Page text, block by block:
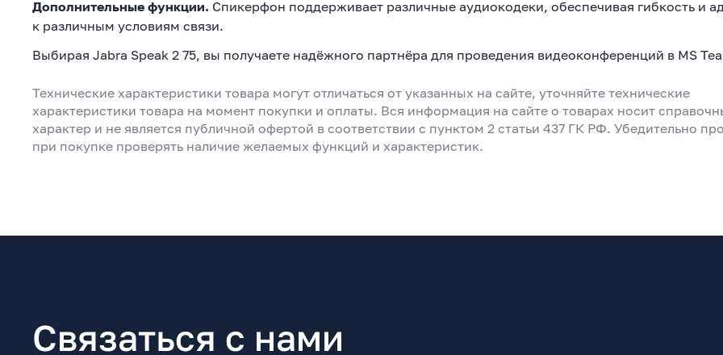
Дополнительные функции. Спикерфон поддерживает различные аудиокодеки, обеспечивая гибкость и
к различным условиям связи.
Выбирая Jabra Speak 2 75, вы получаете надёжного партнёра для проведения видеоконференций в MS
Технические характеристики товара могут отличаться от указанных на сайте, уточняйте технические
характеристики товара на момент покупки и оплаты. Вся информация на сайте о товарах носит
характер и не является публичной офертой в соответствии с пунктом 2 статьи 437 ГК РФ. Убедительно
при покупке проверять наличие желаемых функций и характеристик.
Связаться с нами